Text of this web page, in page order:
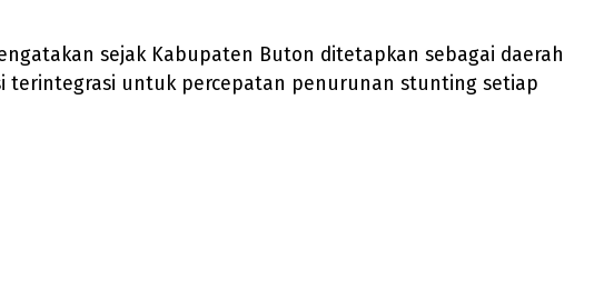
sejak Kabupaten Buton ditetapkan sebagai daerah
terintegrasi untuk percepatan penurunan stunting setiap